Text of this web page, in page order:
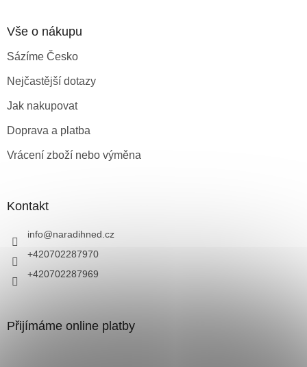
Vše o nákupu
Sázíme Česko
Nejčastější dotazy
Jak nakupovat
Doprava a platba
Vrácení zboží nebo výměna
Kontakt
info@naradihned.cz
+420702287970
+420702287969
Přijímáme online platby